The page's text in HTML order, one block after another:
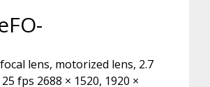
lens, motorized lens, 2.7
fps 2688 × 1520, 1920 ×